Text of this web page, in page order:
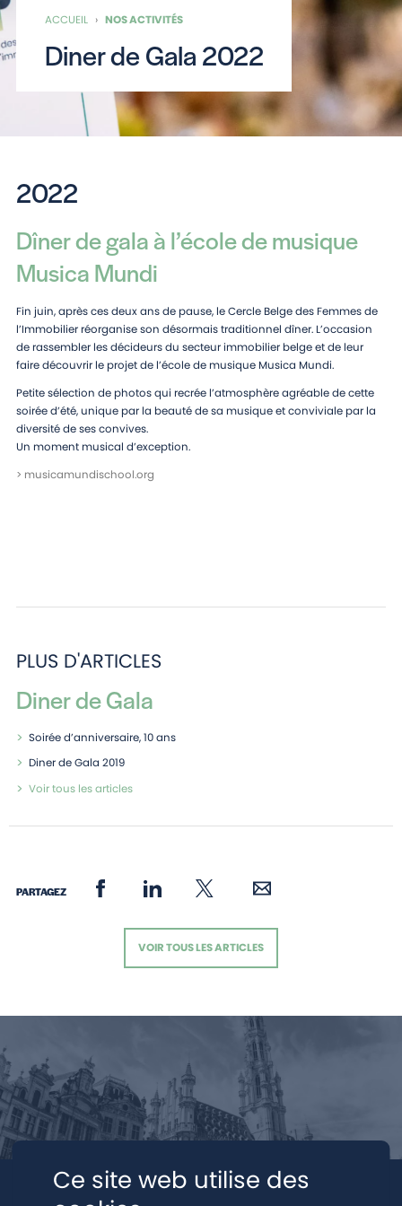
ACCUEIL › NOS ACTIVITÉS
Diner de Gala 2022
2022
Dîner de gala à l’école de musique
Musica Mundi
Fin juin, après ces deux ans de pause, le Cercle Belge des Femmes de
l’Immobilier réorganise son désormais traditionnel dîner. L’occasion
de rassembler les décideurs du secteur immobilier belge et de leur
faire découvrir le projet de l’école de musique Musica Mundi.
Petite sélection de photos qui recrée l’atmosphère agréable de cette
soirée d’été, unique par la beauté de sa musique et conviviale par la
diversité de ses convives.
Un moment musical d’exception.
> musicamundischool.org
PLUS D'ARTICLES
Diner de Gala
Soirée d’anniversaire, 10 ans
Diner de Gala 2019
Voir tous les articles
PARTAGEZ
VOIR TOUS LES ARTICLES
Ce site web utilise des